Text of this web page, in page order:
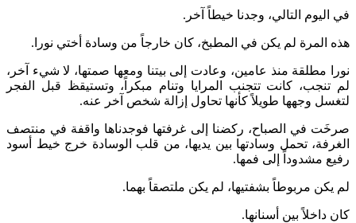
في اليوم التالي، وجدنا خيطاً آخر.
هذه المرة لم يكن في المطبخ، كان خارجاً من وسادة أختي نورا.
نورا مطلقة منذ عامين، وعادت إلى بيتنا ومعها صمتها، لا شيء آخر،
لم تنجب، كانت تتجنب المرايا وتنام مبكراً، وتستيقظ قبل الفجر
لتغسل وجهها طويلاً كأنها تحاول إزالة شخص آخر عنه.
صرخَت في الصباح، ركضنا إلى غرفتها فوجدناها واقفة في منتصف
الغرفة، تحمل وسادتها بين يديها، من قلب الوسادة خرج خيط أسود
رفيع مشدوداً إلى فمها.
لم يكن مربوطاً بشفتيها، لم يكن ملتصقاً بهما.
كان داخلاً بين أسنانها.